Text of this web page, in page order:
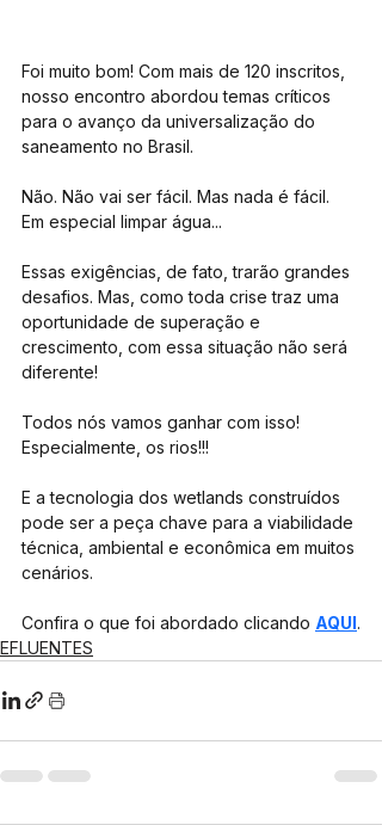
Foi muito bom! Com mais de 120 inscritos,
nosso encontro abordou temas críticos
para o avanço da universalização do
saneamento no Brasil.
Não. Não vai ser fácil. Mas nada é fácil.
Em especial limpar água...
Essas exigências, de fato, trarão grandes
desafios. Mas, como toda crise traz uma
oportunidade de superação e
crescimento, com essa situação não será
diferente!
Todos nós vamos ganhar com isso!
Especialmente, os rios!!!
E a tecnologia dos wetlands construídos
pode ser a peça chave para a viabilidade
técnica, ambiental e econômica em muitos
cenários.
Confira o que foi abordado clicando AQUI.
EFLUENTES